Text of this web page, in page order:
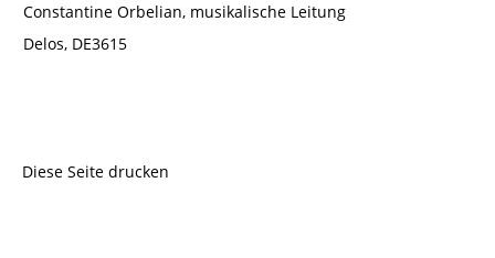
Constantine Orbelian, musikalische Leitung
Delos, DE3615
Diese Seite drucken